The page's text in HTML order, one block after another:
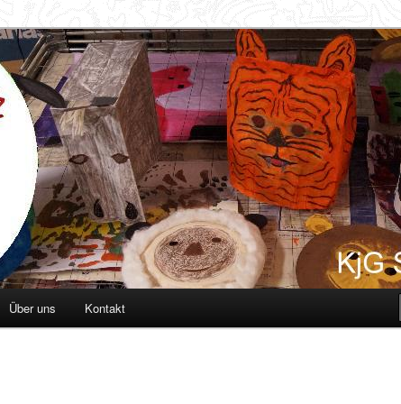
Über uns Kontakt